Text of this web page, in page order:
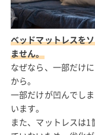
ベッドマットレスを
ません。
なぜなら、一部だけ
から。
一部だけが凹んでし
います。
また、マットレスは